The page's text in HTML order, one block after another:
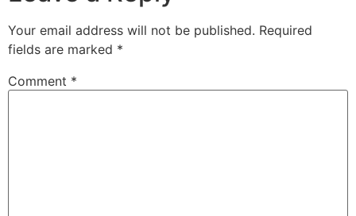
Your email address will not be published. Required
fields are marked *
Comment *